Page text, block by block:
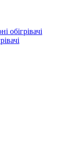
обігрівачі